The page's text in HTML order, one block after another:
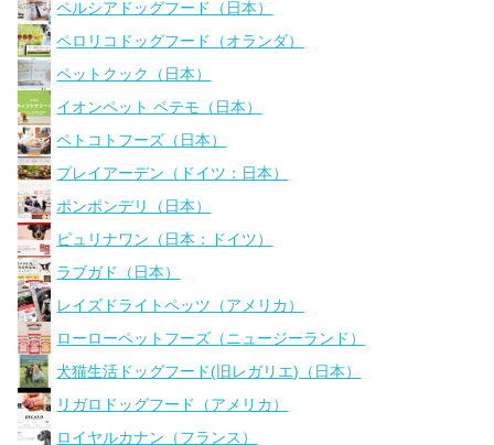
ペルシアドッグフード（日本）
ペロリコドッグフード（オランダ）
ペットクック（日本）
イオンペット ペテモ（日本）
ペトコトフーズ（日本）
プレイアーデン（ドイツ：日本）
ポンポンデリ（日本）
ピュリナワン（日本：ドイツ）
ラブガド（日本）
レイズドライトペッツ（アメリカ）
ローローペットフーズ（ニュージーランド）
犬猫生活ドッグフード(旧レガリエ)（日本）
リガロドッグフード（アメリカ）
ロイヤルカナン（フランス）